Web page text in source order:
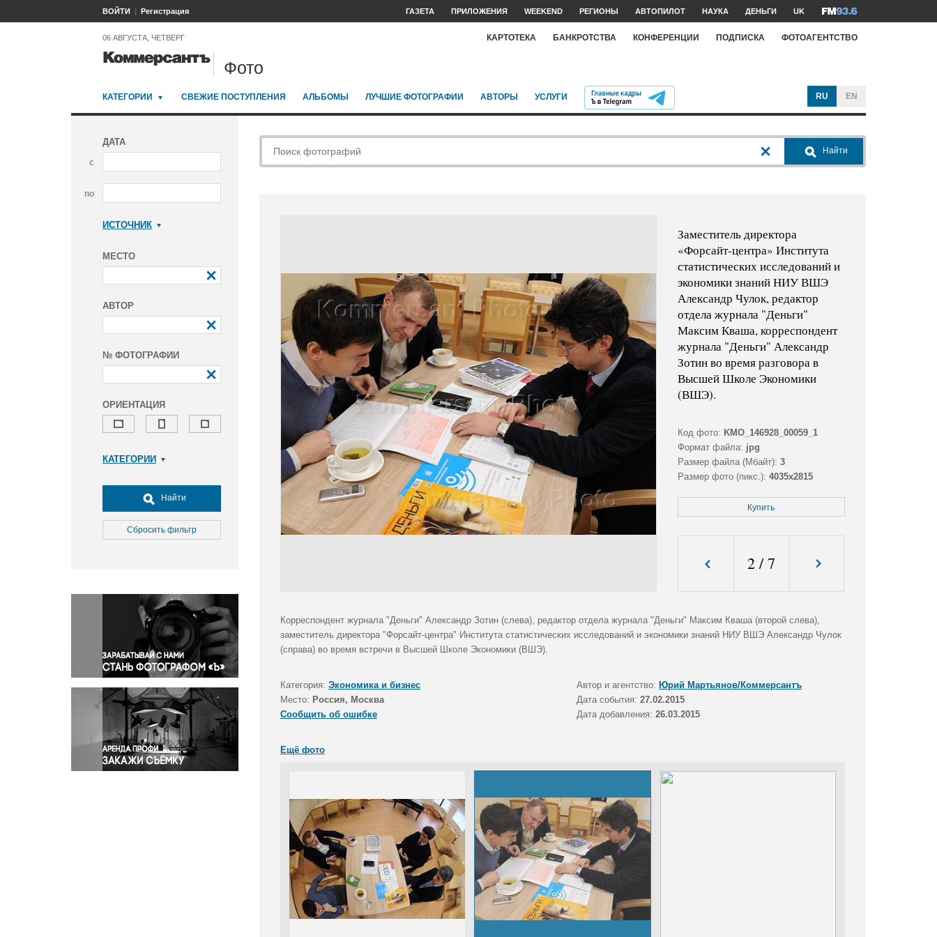
ВОЙТИ Регистрация ГАЗЕТА ПРИЛОЖЕНИЯ WEEKEND РЕГИОНЫ АВТОПИЛОТ НАУКА ДЕНЬГИ UK
06 АВГУСТА, ЧЕТВЕРГ КАРТОТЕКА БАНКРОТСТВА КОНФЕРЕНЦИИ ПОДПИСКА ФОТОАГЕНТСТВО
Фото
КАТЕГОРИИ СВЕЖИЕ ПОСТУПЛЕНИЯ АЛЬБОМЫ ЛУЧШИЕ ФОТОГРАФИИ АВТОРЫ УСЛУГИ RU EN
ДАТА
с
по
ИСТОЧНИК
МЕСТО
АВТОР
№ ФОТОГРАФИИ
ОРИЕНТАЦИЯ
КАТЕГОРИИ
Досуг, туризм и отдых
Культура
Медицина
Окружающая среда
Политика
Правосудие
Происшествия и конфликты
Религия
Светская жизнь
Спорт
Экология
Экономика и бизнес
Найти
Сбросить фильтр
Найти
Заместитель директора
«Форсайт-центра» Института
статистических исследований и
экономики знаний НИУ ВШЭ
Александр Чулок, редактор
отдела журнала "Деньги"
Максим Кваша, корреспондент
журнала "Деньги" Александр
Зотин во время разговора в
Высшей Школе Экономики
(ВШЭ).
Код фото: KMO_146928_00059_1
Формат файла: jpg
Размер файла (Мбайт): 3
Размер фото (пикс.): 4035x2815
Купить
2/7
Корреспондент журнала "Деньги" Александр Зотин (слева), редактор отдела журнала "Деньги" Максим Кваша (второй слева),
заместитель директора "Форсайт-центра" Института статистических исследований и экономики знаний НИУ ВШЭ Александр Чулок
(справа) во время встречи в Высшей Школе Экономики (ВШЭ).
Категория: Экономика и бизнес Автор и агентство: Юрий Мартьянов/Коммерсантъ
Место: Россия, Москва Дата события: 27.02.2015
Сообщить об ошибке
Дата добавления: 26.03.2015
Ещё фото